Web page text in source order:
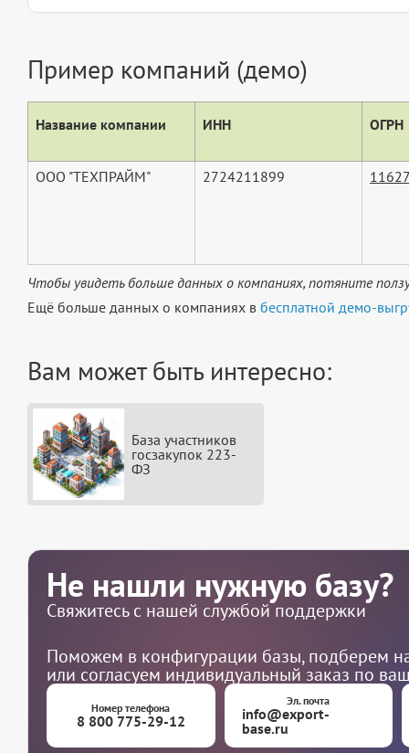
Пример компаний (демо)
Название компании ИНН ОГРН
ООО "ТЕХПРАЙМ" 2724211899
Чтобы увидеть больше данных о компаниях, потяните
Ещё больше данных о компаниях в бесплатной демо-
Вам может быть интересно:
База участников
госзакупок 223-
ФЗ
Не нашли нужную базу?
Свяжитесь с нашей службой поддержки
Поможем в конфигурации базы, подберем
или согласуем индивидуальный заказ по
Номер телефона
8 800 775-29-12
Эл. почта
info@export-
base.ru